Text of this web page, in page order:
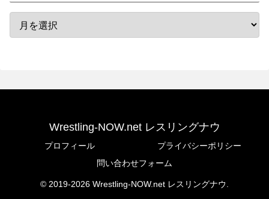
Wrestling-NOW.net レスリングナウ
プロフィール
プライバシーポリシー
問い合わせフォーム
© 2019-2026 Wrestling-NOW.net レスリングナウ.